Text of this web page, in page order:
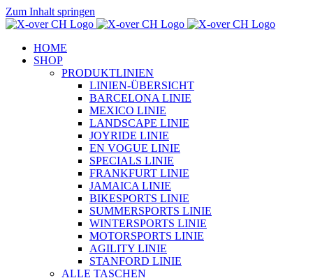
Zum Inhalt springen
HOME
SHOP
PRODUKTLINIEN
LINIEN-ÜBERSICHT
BARCELONA LINIE
MEXICO LINIE
LANDSCAPE LINIE
JOYRIDE LINIE
EN VOGUE LINIE
SPECIALS LINIE
FRANKFURT LINIE
JAMAICA LINIE
BIKESPORTS LINIE
SUMMERSPORTS LINIE
WINTERSPORTS LINIE
MOTORSPORTS LINIE
AGILITY LINIE
STANFORD LINIE
ALLE TASCHEN